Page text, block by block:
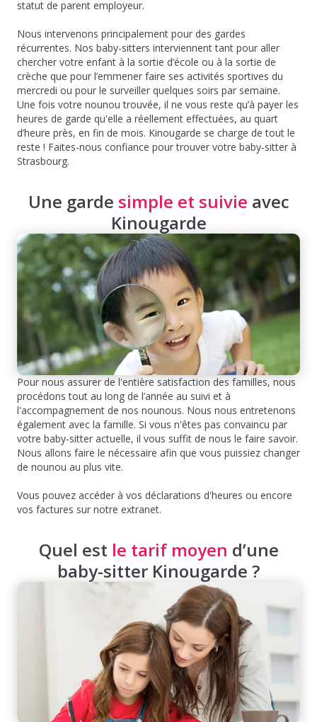
statut de parent employeur.
Nous intervenons principalement pour des gardes
récurrentes. Nos baby-sitters interviennent tant pour aller
chercher votre enfant à la sortie d’école ou à la sortie de
crèche que pour l’emmener faire ses activités sportives du
mercredi ou pour le surveiller quelques soirs par semaine.
Une fois votre nounou trouvée, il ne vous reste qu’à payer les
heures de garde qu'elle a réellement effectuées, au quart
d’heure près, en fin de mois. Kinougarde se charge de tout le
reste ! Faites-nous confiance pour trouver votre baby-sitter à
Strasbourg.
Une garde simple et suivie avec
Kinougarde
Pour nous assurer de l'entière satisfaction des familles, nous
procédons tout au long de l’année au suivi et à
l'accompagnement de nos nounous. Nous nous entretenons
également avec la famille. Si vous n'êtes pas convaincu par
votre baby-sitter actuelle, il vous suffit de nous le faire savoir.
Nous allons faire le nécessaire afin que vous puissiez changer
de nounou au plus vite.
Vous pouvez accéder à vos déclarations d'heures ou encore
vos factures sur notre extranet.
Quel est le tarif moyen d’une
baby-sitter Kinougarde ?